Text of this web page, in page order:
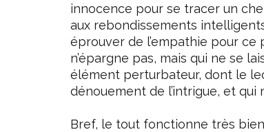
innocence pour se tracer un
aux rebondissements
éprouver de l’empathie pour
n’épargne pas, mais qui ne se
élément perturbateur, dont le
dénouement de l’intrigue, et
Bref, le tout fonctionne très